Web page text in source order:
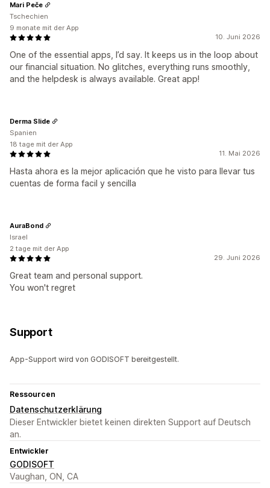
10. Juni 2026
One of the essential apps, I’d say. It keeps us in the loop about
our financial situation. No glitches, everything runs smoothly,
and the helpdesk is always available. Great app!
Mari Peče
Tschechien
9 monate mit der App
11. Mai 2026
Hasta ahora es la mejor aplicación que he visto para llevar tus
cuentas de forma facil y sencilla
Derma Slide
Spanien
18 tage mit der App
29. Juni 2026
Great team and personal support.
You won't regret
AuraBond
Israel
2 tage mit der App
Support
App-Support wird von GODISOFT bereitgestellt.
Ressourcen
Datenschutzerklärung
Dieser Entwickler bietet keinen direkten Support auf Deutsch
an.
Entwickler
GODISOFT
Vaughan, ON, CA